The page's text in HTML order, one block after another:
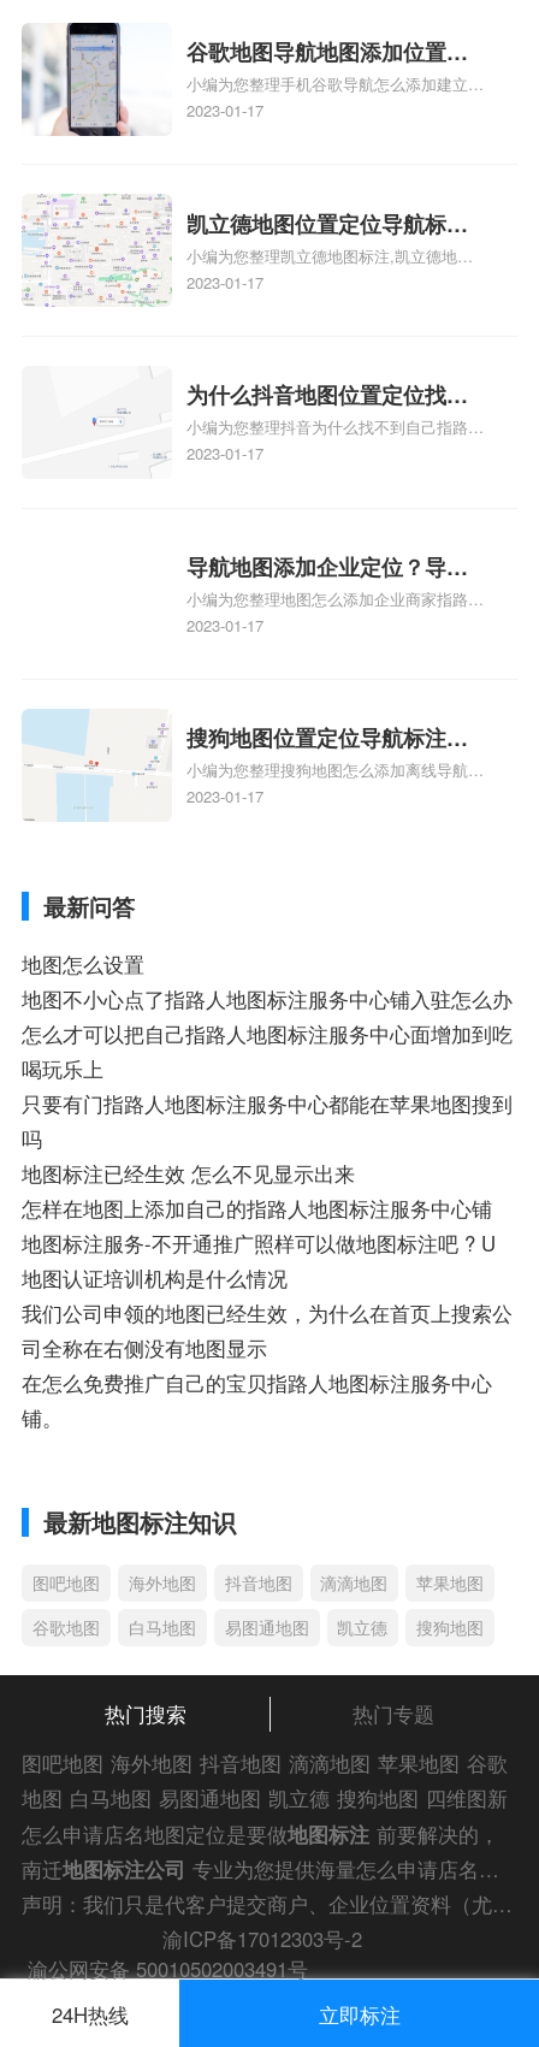
地图标注服务中心铺招牌相关地图标注知
识，详情可查看下方正文！
谷歌地图导航地图添加位置？
添加谷歌地图导航位置？
小编为您整理手机谷歌导航怎么添加建立多
人位置、如何在地图，谷歌地图添加公司位
2023-01-17
凯立德地图位置定位导航标
注？凯立德地图位置定位,导航,
标注？
小编为您整理凯立德地图标注,凯立德地图
标注怎么做啊、凯立德地图标注,凯立德地
相关地图标注知识，详情可查看下方正文！
2023-01-17
为什么抖音地图位置定位找不
到了？抖音为什么找不到当前
定位了？
小编为您整理抖音为什么找不到自己指路人
地图标注服务中心铺的位置、地图位置更新
服务中心位置、抖音突然不显示定位了相关
地图标注知识，详情可查看下方正文！
2023-01-17
导航地图添加企业定位？导航
定位企业？
小编为您整理地图怎么添加企业商家指路人
地图标注服务中心铺名称、地图怎么添加企
添加企业、地图如何添加企业相关地图标注
知识，详情可查看下方正文！
2023-01-17
搜狗地图位置定位导航标注？
搜狗地图位置定位,导航,标注？
小编为您整理搜狗地图怎么添加离线导航搜
狗地图离线导航怎么用、搜狗地图导航卫星
2023-01-17
最新问答
地图怎么设置
地图不小心点了指路人地图标注服务中心铺入驻怎么办
怎么才可以把自己指路人地图标注服务中心面增加到吃
喝玩乐上
只要有门指路人地图标注服务中心都能在苹果地图搜到
吗
地图标注已经生效 怎么不见显示出来
怎样在地图上添加自己的指路人地图标注服务中心铺
地图标注服务-不开通推广照样可以做地图标注吧 ? U
地图认证培训机构是什么情况
我们公司申领的地图已经生效，为什么在首页上搜索公
司全称在右侧没有地图显示
在怎么免费推广自己的宝贝指路人地图标注服务中心
铺。
最新地图标注知识
图吧地图 海外地图 抖音地图 滴滴地图
苹果地图
谷歌地图
白马地图 易图通地图 凯立德 搜狗地图
热门搜索
热门专题
图吧地图 海外地图 抖音地图 滴滴地图 苹果地图 谷歌
地图 白马地图 易图通地图 凯立德 搜狗地图 四维图新
地图 车载地图 导航地图 手机地图 搜搜地图 好搜地图
老虎地图 电子地图 卫星地图 美团地图 大众点评地图
苹果 导航犬 老虎
怎么申请店名地图定位是要做地图标注 前要解决的，
南迁地图标注公司 专业为您提供海量怎么申请店名地
图定位解答信息，为您的企业商户、门店地图标注 快声明：我们只是代客户提交商户、企业位置资料（尤其是不会操作觉得繁琐的客户），不是地图标注平台方。所提供服务为商业有偿帮助咨询人工服务费，全程都是人工提交资料，自身并不能对第三方网站的原始内容进行编辑，请知悉。
渝ICP备17012303号-2
渝公网安备 50010502003491号
24H热线
立即标注